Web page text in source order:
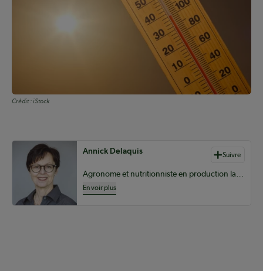
Crédit :iStock
Auteurs de contenu
Annick Delaquis Suivre
Agronome et nutritionniste en production laitière chez Sollio Agriculture
En voir plus